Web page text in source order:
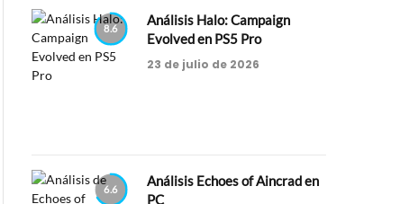
8.6
Análisis Halo: Campaign
Evolved en PS5 Pro
23 de julio de 2026
6.6
Análisis Echoes of Aincrad en
PC